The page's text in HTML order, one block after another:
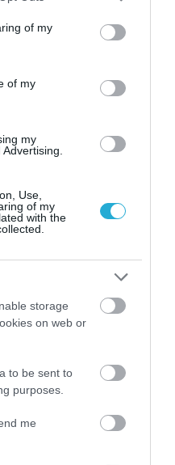
You may click to
and its third-party tags to
purposes in below Google
of my
of my
my
Use,
of my
with the
storage
on web or
to be sent to
purposes.
me
δείτε αν τα αυγά